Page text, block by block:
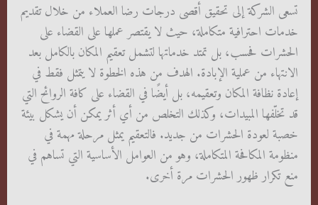
تسعى الشركة إلى تحقيق أقصى درجات رضا العملاء من خلال تقديم
خدمات احترافية متكاملة، حيث لا يقتصر عملها على القضاء على
الحشرات فحسب، بل تمتد خدماتها لتشمل تعقيم المكان بالكامل بعد
الانتهاء من عملية الإبادة. الهدف من هذه الخطوة لا يتمثل فقط في
إعادة نظافة المكان وتعقيمه، بل أيضًا في القضاء على كافة الروائح التي
قد تخلّفها المبيدات، وكذلك التخلص من أي أثر يمكن أن يشكل بيئة
خصبة لعودة الحشرات من جديد. فالتعقيم يمثل مرحلة مهمة في
منظومة المكافحة المتكاملة، وهو من العوامل الأساسية التي تساهم في
منع تكرار ظهور الحشرات مرة أخرى.